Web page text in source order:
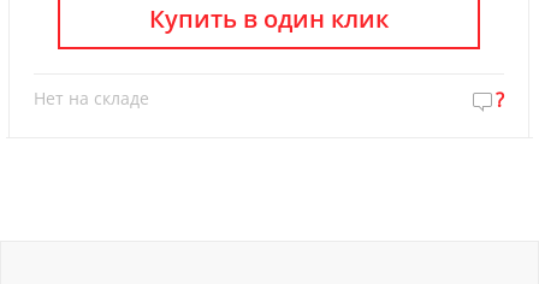
Нет на складе ?
Купить в один клик